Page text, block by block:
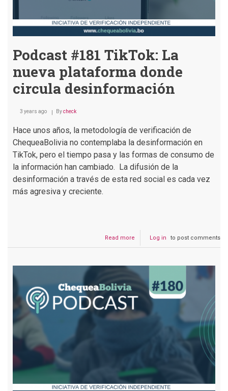
Podcast #181 TikTok: La
nueva plataforma donde
circula desinformación
3 years ago Bycheck
Hace unos años, la metodología de verificación de
ChequeaBolivia no contemplaba la desinformación en
TikTok, pero el tiempo pasa y las formas de consumo de
la información han cambiado. La difusión de la
desinformación a través de esta red social es cada vez
más agresiva y creciente.
Read more
Podcast
La
nueva
plataforma
donde
desinformación
Log in to post comments